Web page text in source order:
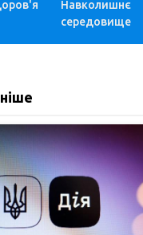
Навколишнє
середовище